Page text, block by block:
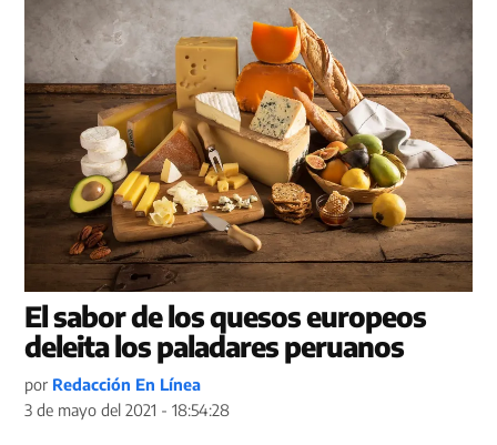
El sabor de los quesos europeos
deleita los paladares peruanos
por Redacción En Línea
3 de mayo del 2021 - 18:54:28